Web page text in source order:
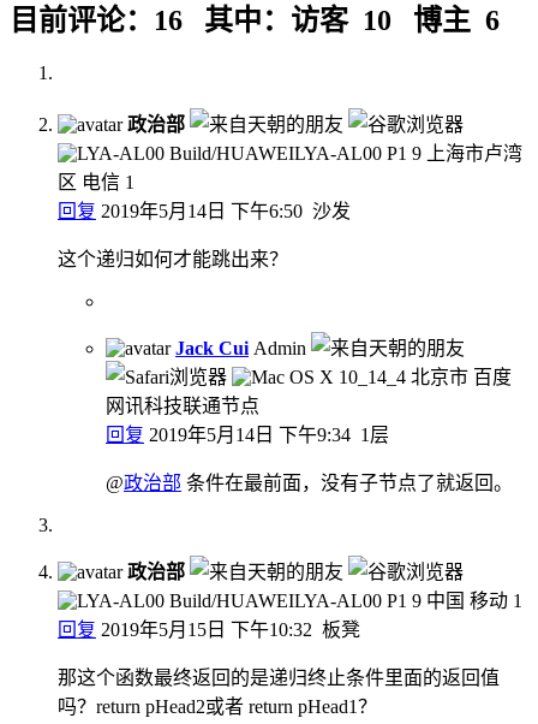
目前评论：16 其中：访客 10 博主 6
政治部
上海市卢湾
区 电信 1
回复 2019年5月14日 下午6:50 沙发
这个递归如何才能跳出来？
Jack Cui Admin
北京市 百度
网讯科技联通节点
回复 2019年5月14日 下午9:34 1层
@政治部 条件在最前面，没有子节点了就返回。
政治部
中国 移动 1
回复 2019年5月15日 下午10:32 板凳
那这个函数最终返回的是递归终止条件里面的返回值
吗？return pHead2或者 return pHead1？